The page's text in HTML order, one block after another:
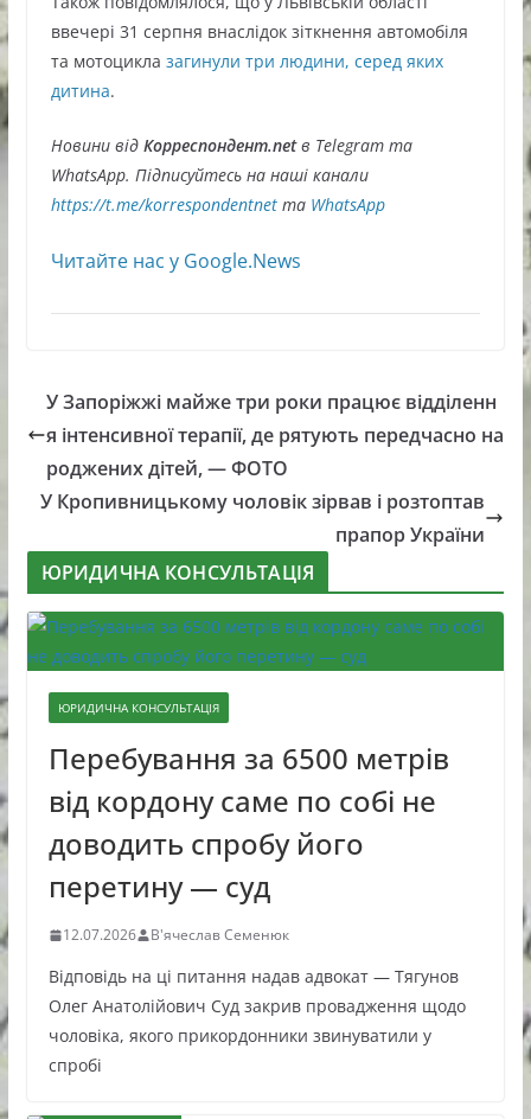
ввечері 31 серпня внаслідок зіткнення автомобіля
та мотоцикла загинули три людини, серед яких
дитина.
Новини відКорреспондент.netв Telegram та
WhatsApp. Підписуйтесь на наші канали
https://t.me/korrespondentnetта WhatsApp
Читайте нас у Google.News
У Запоріжжі майже три роки працює відділенн
я інтенсивної терапії, де рятують передчасно на
роджених дітей, — ФОТО
У Кропивницькому чоловік зірвав і розтоптав
прапор України
ЮРИДИЧНА КОНСУЛЬТАЦІЯ
ЮРИДИЧНА КОНСУЛЬТАЦІЯ
Перебування за 6500 метрів
від кордону саме по собі не
доводить спробу його
перетину — суд
12.07.2026 В'ячеслав Семенюк
Відповідь на ці питання надав адвокат — Тягунов
Олег Анатолійович Суд закрив провадження щодо
чоловіка, якого прикордонники звинуватили у
спробі